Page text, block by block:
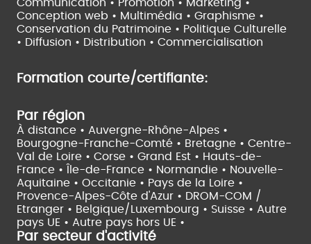
Communication • Promotion • Marketing •
Conception web • Multimédia • Graphisme •
Conservation du Patrimoine • Politique Culturelle
• Diffusion • Distribution • Commercialisation
Formation courte/certifiante:
Par région
À distance • Auvergne-Rhône-Alpes •
Bourgogne-Franche-Comté • Bretagne • Centre-
Val de Loire • Corse • Grand Est • Hauts-de-
France •
Île-de-France • Normandie • Nouvelle-
Aquitaine • Occitanie • Pays de la Loire •
Provence-Alpes-Côte d'Azur • DROM-COM /
Etranger • Belgique/Luxembourg • Suisse • Autre
pays UE • Autre pays hors UE •
Par secteur d'activité